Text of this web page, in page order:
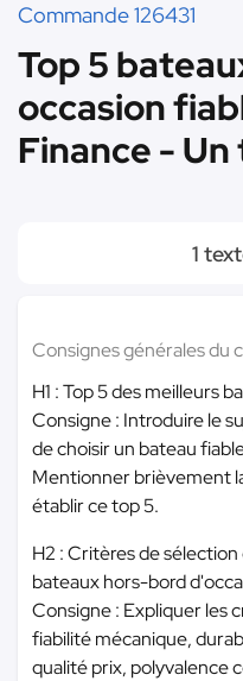
Commande 126431
Top 5
occasion
Finance -
1
Consignes générales du
H1 : Top 5 des meilleurs
Consigne : Introduire le
de choisir un bateau
Mentionner brièvement
établir ce top 5.
H2 : Critères de
bateaux hors-bord
Consigne : Expliquer les
fiabilité mécanique,
qualité prix, polyvalence